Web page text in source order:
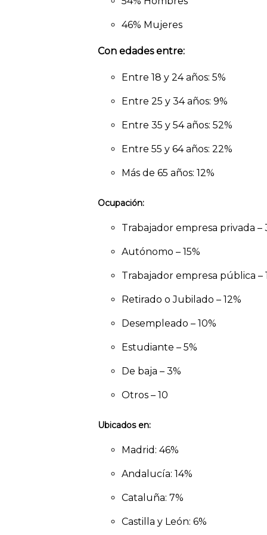
46% Mujeres
Con edades entre:
Entre 18 y 24 años: 5%
Entre 25 y 34 años: 9%
Entre 35 y 54 años: 52%
Entre 55 y 64 años: 22%
Más de 65 años: 12%
Ocupación:
Trabajador empresa privada –
Autónomo – 15%
Trabajador empresa pública –
Retirado o Jubilado – 12%
Desempleado – 10%
Estudiante – 5%
De baja – 3%
Otros – 10
Ubicados en:
Madrid: 46%
Andalucía: 14%
Cataluña: 7%
Castilla y León: 6%